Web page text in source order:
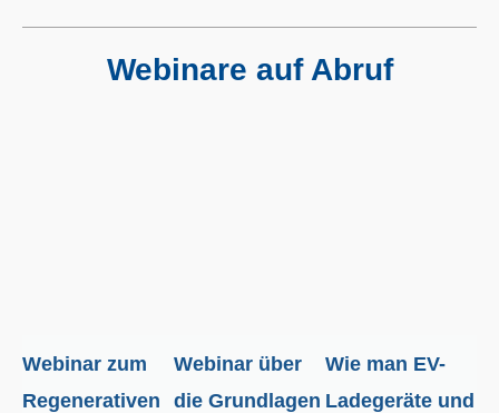
Webinare auf Abruf
Webinar zum
Regenerativen
Webinar über
die Grundlagen
Wie man EV-
Ladegeräte und